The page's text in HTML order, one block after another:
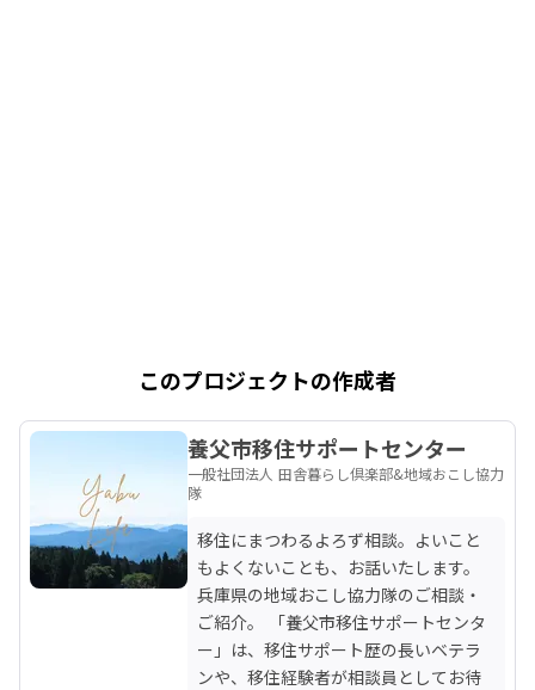
このプロジェクトの作成者
養父市移住サポートセンター
一般社団法人 田舎暮らし倶楽部&地域おこし協力
隊
移住にまつわるよろず相談。よいこと
もよくないことも、お話いたします。
兵庫県の地域おこし協力隊のご相談・
ご紹介。 「養父市移住サポートセンタ
ー」は、移住サポート歴の長いベテラ
ンや、移住経験者が相談員としてお待